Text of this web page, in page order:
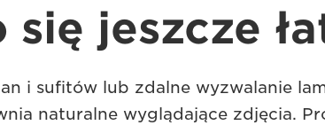
się jeszcze
i sufitów lub zdalne wyzwalanie
naturalne wyglądające zdjęcia.